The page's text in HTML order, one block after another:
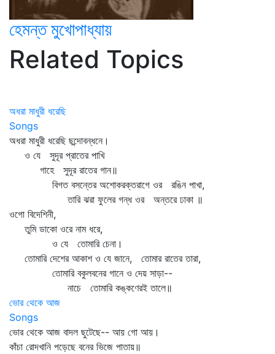
হেমন্ত মুখোপাধ্যায়
Related Topics
অধরা মাধুরী ধরেছি
Songs
অধরা মাধুরী ধরেছি ছন্দোবন্ধনে।
ও যে সুদূর প্রাতের পাখি
গাহে সুদূর রাতের গান॥
বিগত বসন্তের অশোকরক্তরাগে ওর রঙিন পাখা,
তারি ঝরা ফুলের গন্ধ ওর অন্তরে ঢাকা ॥
ওগো বিদেশিনী,
তুমি ডাকো ওরে নাম ধরে,
ও যে তোমারি চেনা।
তোমারি দেশের আকাশ ও যে জানে, তোমার রাতের তারা,
তোমারি বকুলবনের গানে ও দেয় সাড়া--
নাচে তোমারি কঙ্কণেরই তালে॥
ভোর থেকে আজ
Songs
ভোর থেকে আজ বাদল ছুটেছে-- আয় গো আয়।
কাঁচা রোদখানি পড়েছে বনের ভিজে পাতায়॥